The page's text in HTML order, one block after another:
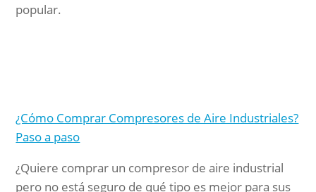
popular.
¿Cómo Comprar Compresores de Aire Industriales?
Paso a paso
¿Quiere comprar un compresor de aire industrial
pero no está seguro de qué tipo es mejor para sus